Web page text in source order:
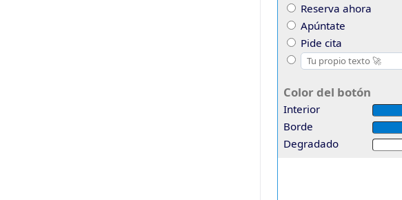
Reserva ahora
Apúntate
Pide cita
Color del botón
Interior
Borde
Degradado